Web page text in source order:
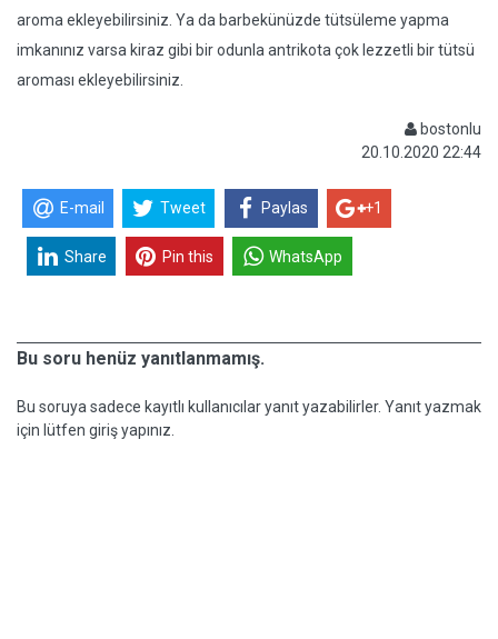
aroma ekleyebilirsiniz. Ya da barbekünüzde tütsüleme yapma
imkanınız varsa kiraz gibi bir odunla antrikota çok lezzetli bir tütsü
aroması ekleyebilirsiniz.
bostonlu
20.10.2020 22:44
E-mail Tweet Paylas +1
Share Pin this WhatsApp
Bu soru henüz yanıtlanmamış.
Bu soruya sadece kayıtlı kullanıcılar yanıt yazabilirler. Yanıt yazmak
için lütfen giriş yapınız.